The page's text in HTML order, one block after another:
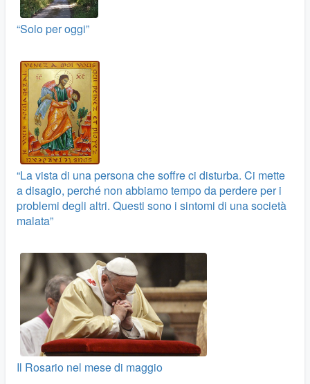
“Solo per oggi”
“La vista di una persona che soffre ci disturba. Ci mette
a disagio, perché non abbiamo tempo da perdere per i
problemi degli altri. Questi sono i sintomi di una società
malata”
Il Rosario nel mese di maggio